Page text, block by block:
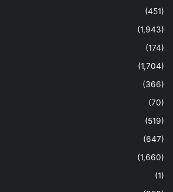
(451)
(1,943)
(174)
(1,704)
(366)
(70)
(519)
(647)
(1,660)
(1)